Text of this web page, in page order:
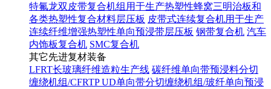
特氟龙双皮带复合机组用于生产热塑性蜂窝三明治板和
各类热塑性复合材料层压板 皮带式连续复合机用于生产
连续纤维增强热塑性单向预浸带层压板 钢带复合机 汽车
内饰板复合机 SMC复合机
其它先进复材装备
LFRT长玻璃纤维造粒生产线 碳纤维单向带预浸料分切
缠绕机组/CFRTP UD单向带分切缠绕机组/玻纤单向预浸